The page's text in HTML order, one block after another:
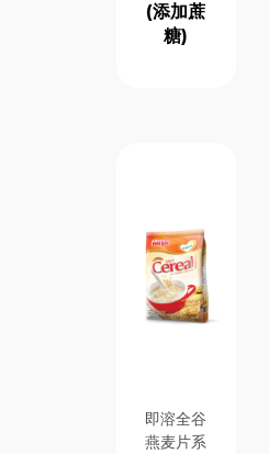
(添加蔗
糖)
即溶全谷
燕麦片系